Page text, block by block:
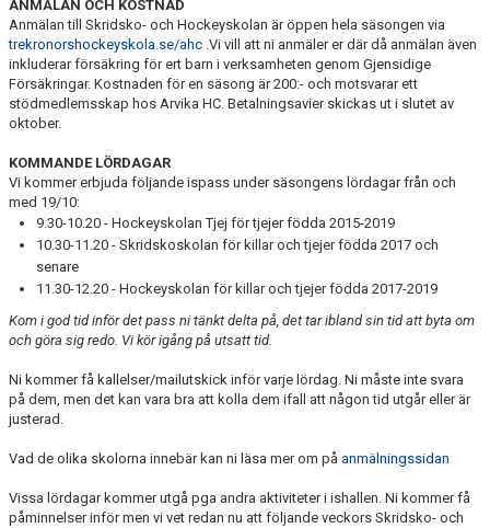
ANMÄLAN OCH KOSTNAD
Anmälan till Skridsko- och Hockeyskolan är öppen hela säsongen via
trekronorshockeyskola.se/ahc .Vi vill att ni anmäler er där då anmälan även
inkluderar försäkring för ert barn i verksamheten genom Gjensidige
Försäkringar. Kostnaden för en säsong är 200:- och motsvarar ett
stödmedlemsskap hos Arvika HC. Betalningsavier skickas ut i slutet av
oktober.
KOMMANDE LÖRDAGAR
Vi kommer erbjuda följande ispass under säsongens lördagar från och
med 19/10:
9.30-10.20 - Hockeyskolan Tjej för tjejer födda 2015-2019
10.30-11.20 - Skridskoskolan för killar och tjejer födda 2017 och
senare
11.30-12.20 - Hockeyskolan för killar och tjejer födda 2017-2019
Kom i god tid inför det pass ni tänkt delta på, det tar ibland sin tid att byta om
och göra sig redo. Vi kör igång på utsatt tid.
Ni kommer få kallelser/mailutskick inför varje lördag. Ni måste inte svara
på dem, men det kan vara bra att kolla dem ifall att någon tid utgår eller är
justerad.
Vad de olika skolorna innebär kan ni läsa mer om på anmälningssidan
Vissa lördagar kommer utgå pga andra aktiviteter i ishallen. Ni kommer få
påminnelser inför men vi vet redan nu att följande veckors Skridsko- och